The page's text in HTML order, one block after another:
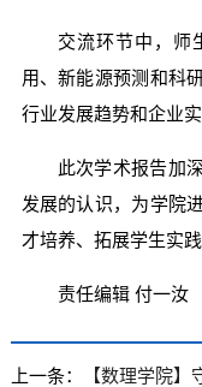
交流环节中，师
用、新能源预测和科
行业发展趋势和企业
此次学术报告加
发展的认识，为学院
才培养、拓展学生实
责任编辑 付一汝
上一条： 【数理学院】守安